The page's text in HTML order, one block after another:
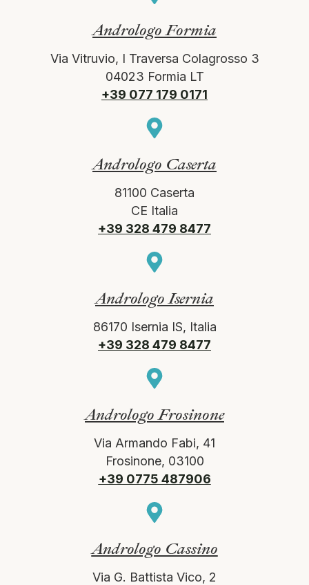
Andrologo Formia
Via Vitruvio, I Traversa Colagrosso 3
04023 Formia LT
+39 077 179 0171
Andrologo Caserta
81100 Caserta
CE Italia
+39 328 479 8477
Andrologo Isernia
86170 Isernia IS, Italia
+39 328 479 8477
Andrologo Frosinone
Via Armando Fabi, 41
Frosinone, 03100
+39 0775 487906
Andrologo Cassino
Via G. Battista Vico, 2